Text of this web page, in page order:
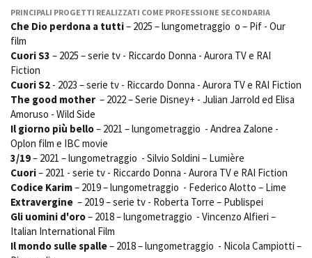
Amministrazione trasparente
Bandi e gare
Contatti
Privacy
Cookie policy
Whistleblowing
Credits
PRINCIPALI PROGETTI REALIZZATI COME PROFESSIONE SECONDARIA
Che Dio perdona a tutti– 2025 – lungometraggio o – Pif - Our
film
Cuori S3 – 2025 – serie tv - Riccardo Donna - Aurora TV e RAI
Fiction
Cuori S2 - 2023 – serie tv - Riccardo Donna - Aurora TV e RAI Fiction
The good mother – 2022 – Serie Disney+ - Julian Jarrold ed Elisa
Amoruso - Wild Side
Il giorno più bello– 2021 – lungometraggio - Andrea Zalone -
Oplon film e IBC movie
3/19– 2021 – lungometraggio - Silvio Soldini – Lumière
Cuori– 2021 - serie tv - Riccardo Donna - Aurora TV e RAI Fiction
Codice Karim– 2019 – lungometraggio - Federico Alotto – Lime
Extravergine – 2019 – serie tv - Roberta Torre – Publispei
Gli uomini d'oro– 2018 – lungometraggio - Vincenzo Alfieri –
Italian International Film
Il mondo sulle spalle– 2018 – lungometraggio - Nicola Campiotti –